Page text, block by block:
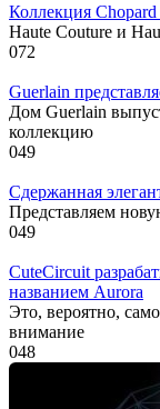
Коллекция Chopard
Haute Couture и
072
Guerlain
Дом Guerlain
коллекцию
049
Сдержанная
Представляем
049
CuteCircuit
названием Aurora
Это, вероятно,
внимание
048